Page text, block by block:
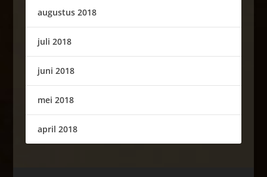
augustus 2018
juli 2018
juni 2018
mei 2018
april 2018